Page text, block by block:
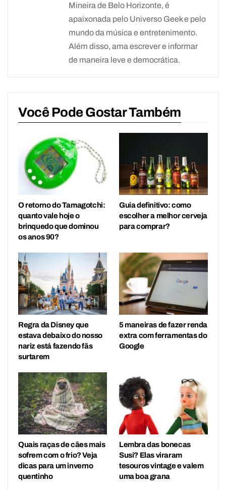
Mineira de Belo Horizonte, é
apaixonada pelo Universo Geek e pelo
mundo da música e entretenimento.
Além disso, ama escrever e informar
de maneira leve e democrática.
Você Pode Gostar Também
O retorno do Tamagotchi:
quanto vale hoje o
brinquedo que dominou
os anos 90?
Guia definitivo: como
escolher a melhor cerveja
para comprar?
Regra da Disney que
estava debaixo do nosso
nariz está fazendo fãs
surtarem
5 maneiras de fazer renda
extra com ferramentas do
Google
Quais raças de cães mais
sofrem com o frio? Veja
dicas para um inverno
quentinho
Lembra das bonecas
Susi? Elas viraram
tesouros vintage e valem
uma boa grana